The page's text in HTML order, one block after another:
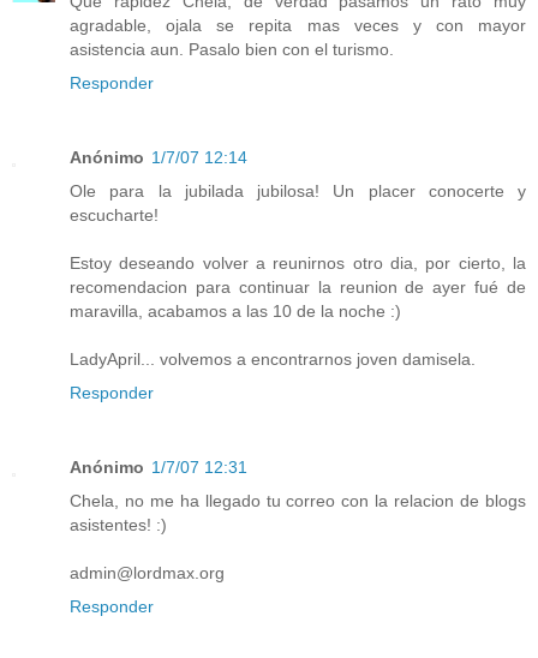
agradable, ojala se repita mas veces y con mayor
asistencia aun. Pasalo bien con el turismo.
Responder
Anónimo 1/7/07 12:14
Ole para la jubilada jubilosa! Un placer conocerte y
escucharte!
Estoy deseando volver a reunirnos otro dia, por cierto, la
recomendacion para continuar la reunion de ayer fué de
maravilla, acabamos a las 10 de la noche :)
LadyApril... volvemos a encontrarnos joven damisela.
Responder
Anónimo 1/7/07 12:31
Chela, no me ha llegado tu correo con la relacion de blogs
asistentes! :)
admin@lordmax.org
Responder